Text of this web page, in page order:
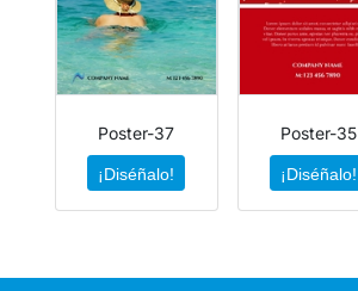
Poster-37
¡Diséñalo!
Poster-35
¡Diséñalo!